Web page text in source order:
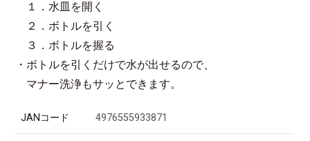
１．水皿を開く
２．ボトルを引く
３．ボトルを握る
・ボトルを引くだけで水が出せるので、
マナー洗浄もサッとできます。
JANコード 4976555933871